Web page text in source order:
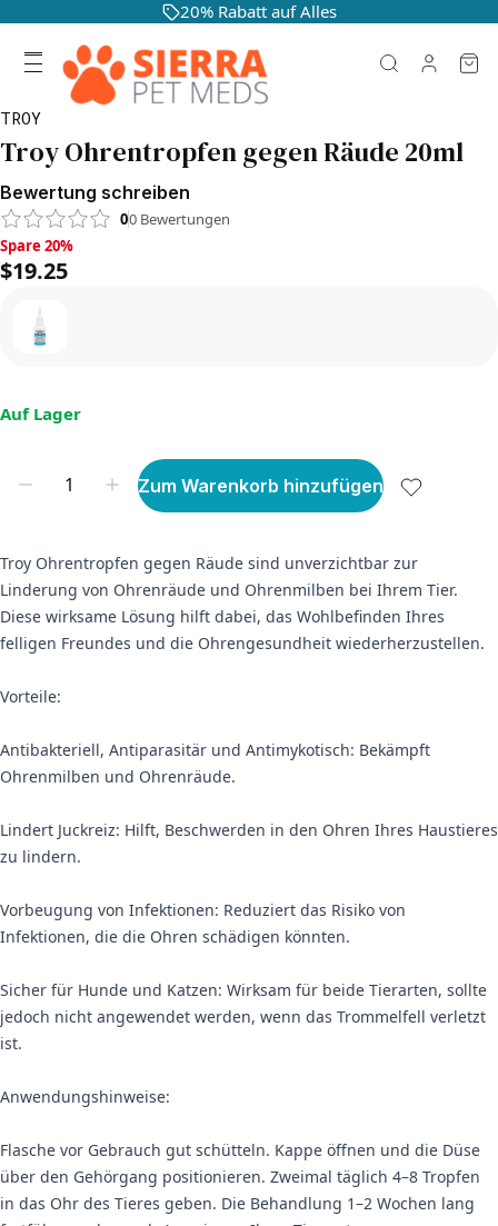
20% Rabatt auf Alles
TROY
Troy Ohrentropfen gegen Räude 20ml
Bewertung schreiben
00 Bewertungen
Spare 20%, $19.25
Spare 20%
$19.25
Auf Lager
Zum Warenkorb hinzufügen
Troy Ohrentropfen gegen Räude sind unverzichtbar zur
Linderung von Ohrenräude und Ohrenmilben bei Ihrem Tier.
Diese wirksame Lösung hilft dabei, das Wohlbefinden Ihres
felligen Freundes und die Ohrengesundheit wiederherzustellen.
Vorteile:
Antibakteriell, Antiparasitär und Antimykotisch: Bekämpft
Ohrenmilben und Ohrenräude.
Lindert Juckreiz: Hilft, Beschwerden in den Ohren Ihres Haustieres
zu lindern.
Vorbeugung von Infektionen: Reduziert das Risiko von
Infektionen, die die Ohren schädigen könnten.
Sicher für Hunde und Katzen: Wirksam für beide Tierarten, sollte
jedoch nicht angewendet werden, wenn das Trommelfell verletzt
ist.
Anwendungshinweise:
Flasche vor Gebrauch gut schütteln. Kappe öffnen und die Düse
über den Gehörgang positionieren. Zweimal täglich 4–8 Tropfen
in das Ohr des Tieres geben. Die Behandlung 1–2 Wochen lang